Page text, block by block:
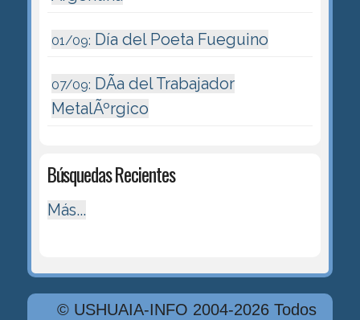
01/09: Día del Poeta Fueguino
07/09: DÃ­a del Trabajador
MetalÃºrgico
Búsquedas Recientes
Más...
© USHUAIA-INFO 2004-2026 Todos